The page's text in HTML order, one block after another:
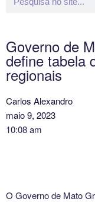
Governo de
define tabela
regionais
Carlos Alexandro
maio 9, 2023
10:08 am
O Governo de Mato